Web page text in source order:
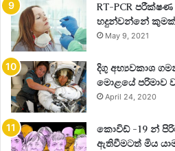
RT-PCR
හදුන්වන්නේ
May 9, 2021
දිගු අභ්‍යවකාශ
මොළයේ පරිමාව
April 24, 2020
කොවිඩ් -19 න්
ඇතිවීමටත් මිය